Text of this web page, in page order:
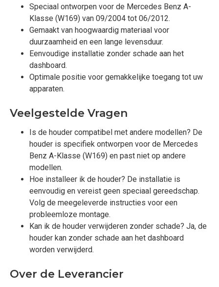
Speciaal ontworpen voor de Mercedes Benz A-
Klasse (W169) van 09/2004 tot 06/2012.
Gemaakt van hoogwaardig materiaal voor
duurzaamheid en een lange levensduur.
Eenvoudige installatie zonder schade aan het
dashboard.
Optimale positie voor gemakkelijke toegang tot uw
apparaten.
Veelgestelde Vragen
Is de houder compatibel met andere modellen? De
houder is specifiek ontworpen voor de Mercedes
Benz A-Klasse (W169) en past niet op andere
modellen.
Hoe installeer ik de houder? De installatie is
eenvoudig en vereist geen speciaal gereedschap.
Volg de meegeleverde instructies voor een
probleemloze montage.
Kan ik de houder verwijderen zonder schade? Ja, de
houder kan zonder schade aan het dashboard
worden verwijderd.
Over de Leverancier